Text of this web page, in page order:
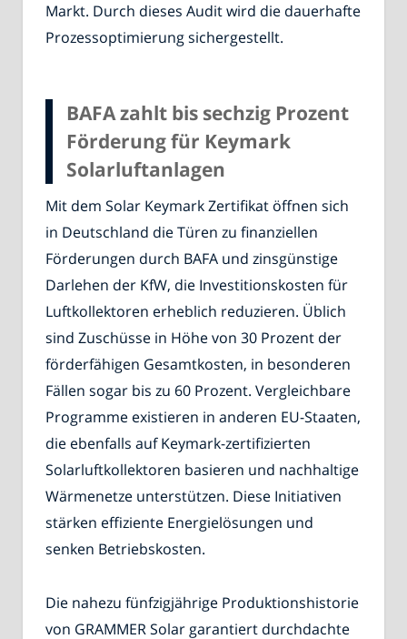
Markt. Durch dieses Audit wird die dauerhafte
Prozessoptimierung sichergestellt.
BAFA zahlt bis sechzig Prozent
Förderung für Keymark
Solarluftanlagen
Mit dem Solar Keymark Zertifikat öffnen sich
in Deutschland die Türen zu finanziellen
Förderungen durch BAFA und zinsgünstige
Darlehen der KfW, die Investitionskosten für
Luftkollektoren erheblich reduzieren. Üblich
sind Zuschüsse in Höhe von 30 Prozent der
förderfähigen Gesamtkosten, in besonderen
Fällen sogar bis zu 60 Prozent. Vergleichbare
Programme existieren in anderen EU-Staaten,
die ebenfalls auf Keymark-zertifizierten
Solarluftkollektoren basieren und nachhaltige
Wärmenetze unterstützen. Diese Initiativen
stärken effiziente Energielösungen und
senken Betriebskosten.
Die nahezu fünfzigjährige Produktionshistorie
von GRAMMER Solar garantiert durchdachte